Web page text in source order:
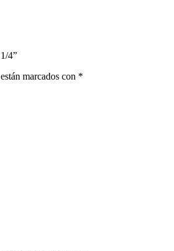
4”
marcados con *